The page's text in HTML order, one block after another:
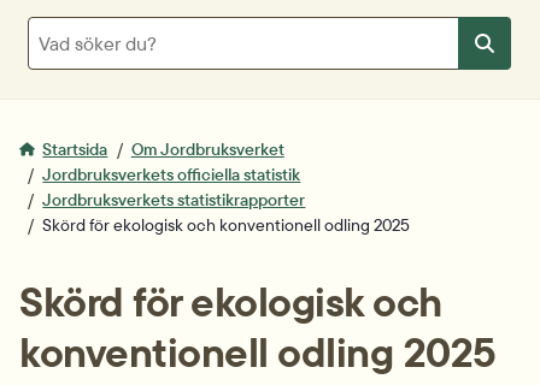
Sök
Sök
Startsida
Om Jordbruksverket
Jordbruksverkets officiella statistik
Jordbruksverkets statistikrapporter
Skörd för ekologisk och konventionell odling 2025
Skörd för ekologisk och
konventionell odling 2025